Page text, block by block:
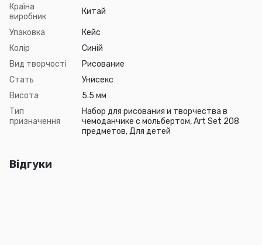
Країна
виробник
Китай
Упаковка
Кейс
Колір
Синій
Вид творчості
Рисование
Стать
Унисекс
Висота
5.5 мм
Тип
призначення
Набор для рисования и творчества в
чемоданчике с мольбертом, Art Set 208
предметов, Для детей
Відгуки